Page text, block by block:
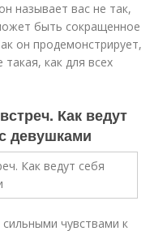
называет вас не так,
быть сокращенное
он продемонстрирует,
как для всех
Как ведут
девушками
чувствами к